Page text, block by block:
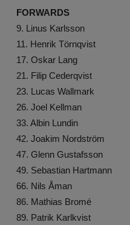
FORWARDS
9. Linus Karlsson
11. Henrik Törnqvist
17. Oskar Lang
21. Filip Cederqvist
23. Lucas Wallmark
26. Joel Kellman
33. Albin Lundin
42. Joakim Nordström
47. Glenn Gustafsson
49. Sebastian Hartmann
66. Nils Åman
86. Mathias Bromé
89. Patrik Karlkvist